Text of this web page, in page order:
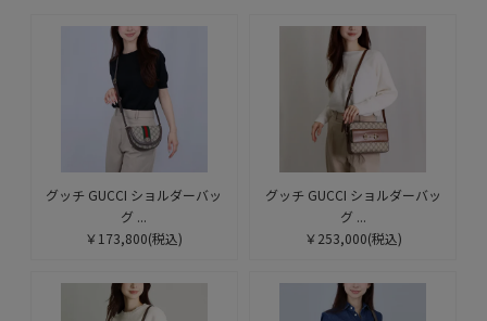
グッチ GUCCI ショルダーバッ
グ ...
￥173,800(税込)
グッチ GUCCI ショルダーバッ
グ ...
￥253,000(税込)